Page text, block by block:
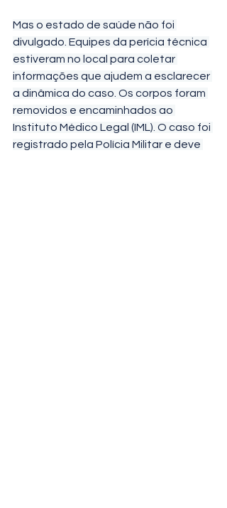
Mas o estado de saúde não foi
divulgado. Equipes da perícia técnica
estiveram no local para coletar
informações que ajudem a esclarecer
a dinâmica do caso. Os corpos foram
removidos e encaminhados ao
Instituto Médico Legal (IML). O caso foi
registrado pela Polícia Militar e deve